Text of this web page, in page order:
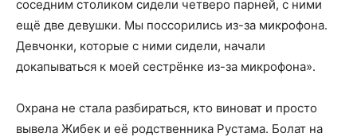
соседним столиком сидели четверо парней, с ними
ещё две девушки. Мы поссорились из-за микрофона.
Девчонки, которые с ними сидели, начали
докапываться к моей сестрёнке из-за микрофона».
Охрана не стала разбираться, кто виноват и просто
вывела Жибек и её родственника Рустама. Болат на